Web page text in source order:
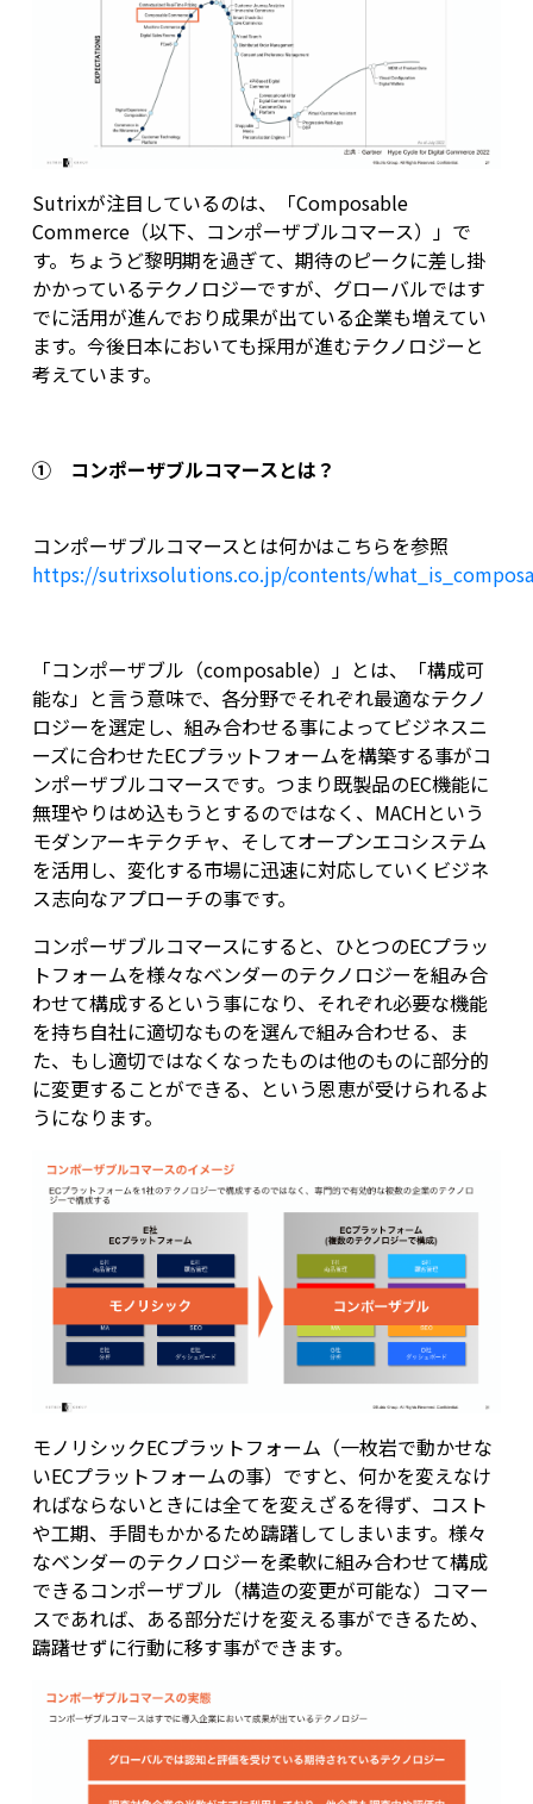
Sutrixが注目しているのは、「Composable
Commerce（以下、コンポーザブルコマース）」で
す。ちょうど黎明期を過ぎて、期待のピークに差し掛
かかっているテクノロジーですが、グローバルではす
でに活用が進んでおり成果が出ている企業も増えてい
ます。今後日本においても採用が進むテクノロジーと
考えています。
① コンポーザブルコマースとは？
コンポーザブルコマースとは何かはこちらを参照
https://sutrixsolutions.co.jp/contents/
「コンポーザブル（composable）」とは、「構成可
能な」と言う意味で、各分野でそれぞれ最適なテクノ
ロジーを選定し、組み合わせる事によってビジネスニ
ーズに合わせたECプラットフォームを構築する事がコ
ンポーザブルコマースです。つまり既製品のEC機能に
無理やりはめ込もうとするのではなく、MACHという
モダンアーキテクチャ、そしてオープンエコシステム
を活用し、変化する市場に迅速に対応していくビジネ
ス志向なアプローチの事です。
コンポーザブルコマースにすると、ひとつのECプラッ
トフォームを様々なベンダーのテクノロジーを組み合
わせて構成するという事になり、それぞれ必要な機能
を持ち自社に適切なものを選んで組み合わせる、ま
た、もし適切ではなくなったものは他のものに部分的
に変更することができる、という恩恵が受けられるよ
うになります。
モノリシックECプラットフォーム（一枚岩で動かせな
いECプラットフォームの事）ですと、何かを変えなけ
ればならないときには全てを変えざるを得ず、コスト
や工期、手間もかかるため躊躇してしまいます。様々
なベンダーのテクノロジーを柔軟に組み合わせて構成
できるコンポーザブル（構造の変更が可能な）コマー
スであれば、ある部分だけを変える事ができるため、
躊躇せずに行動に移す事ができます。